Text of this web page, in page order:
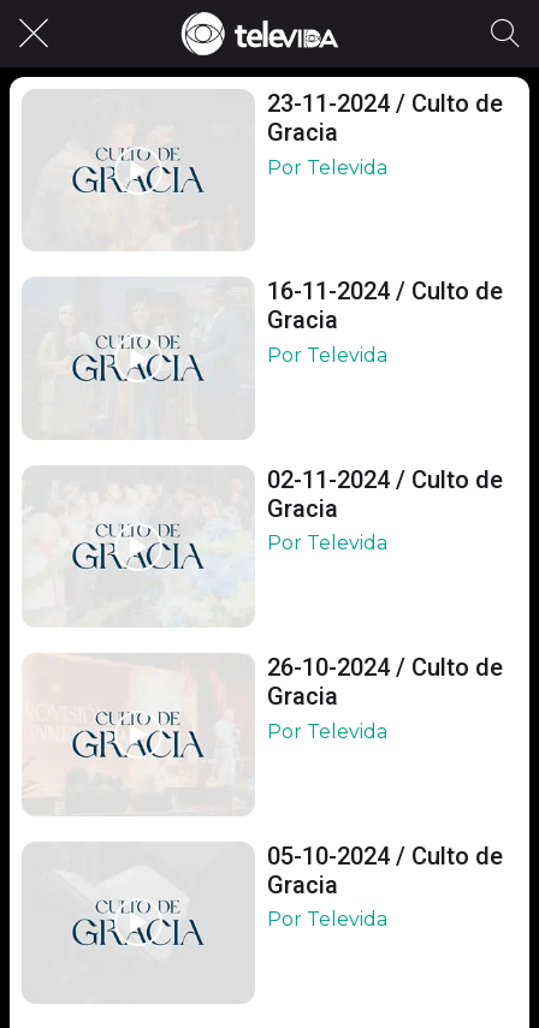
23-11-2024 / Culto de
Gracia
Por Televida
16-11-2024 / Culto de
Gracia
Por Televida
02-11-2024 / Culto de
Gracia
Por Televida
26-10-2024 / Culto de
Gracia
Por Televida
05-10-2024 / Culto de
Gracia
Por Televida